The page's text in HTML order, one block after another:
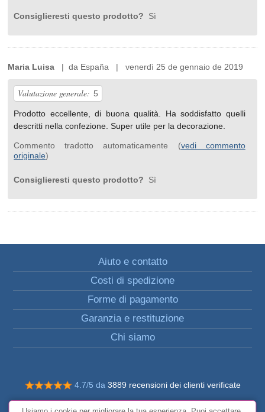
Consiglieresti questo prodotto? Sì
Maria Luisa | da España | venerdì 25 de gennaio de 2019
Valutazione generale: 5
Prodotto eccellente, di buona qualità. Ha soddisfatto quelli
descritti nella confezione. Super utile per la decorazione.
Commento tradotto automaticamente (vedi commento
originale)
Consiglieresti questo prodotto? Sì
Aiuto e contatto
Costi di spedizione
Forme di pagamento
Garanzia e restituzione
Chi siamo
4.7/5 da 3889 recensioni dei clienti verificate
© Tutti i diritti riservati FunToCome